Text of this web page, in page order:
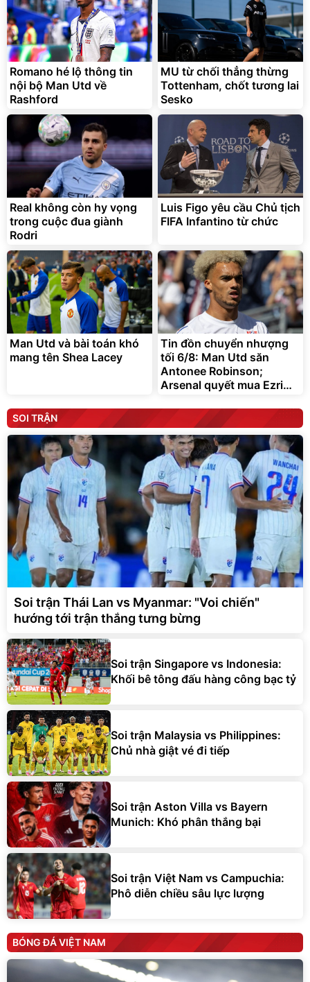
Romano hé lộ thông tin
nội bộ Man Utd về
Rashford
MU từ chối thẳng thừng
Tottenham, chốt tương lai
Sesko
Real không còn hy vọng
trong cuộc đua giành
Rodri
Luis Figo yêu cầu Chủ tịch
FIFA Infantino từ chức
Man Utd và bài toán khó
mang tên Shea Lacey
Tin đồn chuyển nhượng
tối 6/8: Man Utd săn
Antonee Robinson;
Arsenal quyết mua Ezri
SOI TRẬN
Soi trận Thái Lan vs Myanmar: "Voi chiến"
hướng tới trận thắng tưng bừng
Soi trận Singapore vs Indonesia:
Khối bê tông đấu hàng công bạc tỷ
Soi trận Malaysia vs Philippines:
Chủ nhà giật vé đi tiếp
Soi trận Aston Villa vs Bayern
Munich: Khó phân thắng bại
Soi trận Việt Nam vs Campuchia:
Phô diễn chiều sâu lực lượng
BÓNG ĐÁ VIỆT NAM